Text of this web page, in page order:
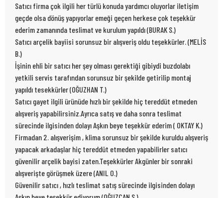
Satıcı firma çok ilgili her türlü konuda yardımcı oluyorlar iletişim
geçde olsa dönüş yapıyorlar emeği geçen herkese çok teşekkür
ederim zamanında teslimat ve kurulum yapıldı (BURAK S.)
Satıcı arçelik bayiisi sorunsuz bir alışveriş oldu teşekkürler. (MELİS
B.)
İşinin ehli bir satıcı her şey olması gerektiği gibiydi buzdolabı
yetkili servis tarafından sorunsuz bir şekilde getirilip montaj
yapıldı tesekkürler (OĞUZHAN T.)
Satıcı gayet ilgili ürünüde hızlı bir şekilde hiç tereddüt etmeden
alışveriş yapabilirsiniz.Ayrıca satış ve daha sonra teslimat
sürecinde ilgisinden dolayı Aşkın beye teşekkür ederim ( OKTAY K.)
Firmadan 2. alışverişim , klima sorunsuz bir şekilde kuruldu alışveriş
yapacak arkadaşlar hiç tereddüt etmeden yapabilirler satıcı
güvenilir arçelik bayisi zaten.Teşekkürler Akgünler bir sonraki
alışverişte görüşmek üzere (ANIL O.)
Güvenilir satıcı , hızlı teslimat satış sürecinde ilgisinden dolayı